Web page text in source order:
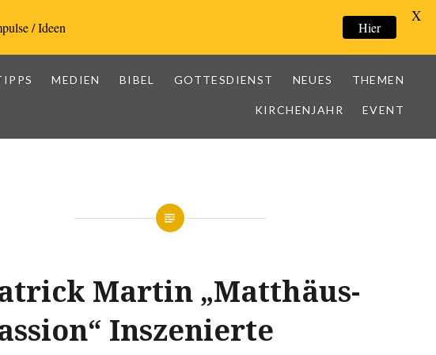
MEDIEN BIBEL GOTTESDIENST NEUES THEMEN
KIRCHENJAHR EVENT
Martin „Matthäus-
Inszenierte
/ Ideen Hier
X